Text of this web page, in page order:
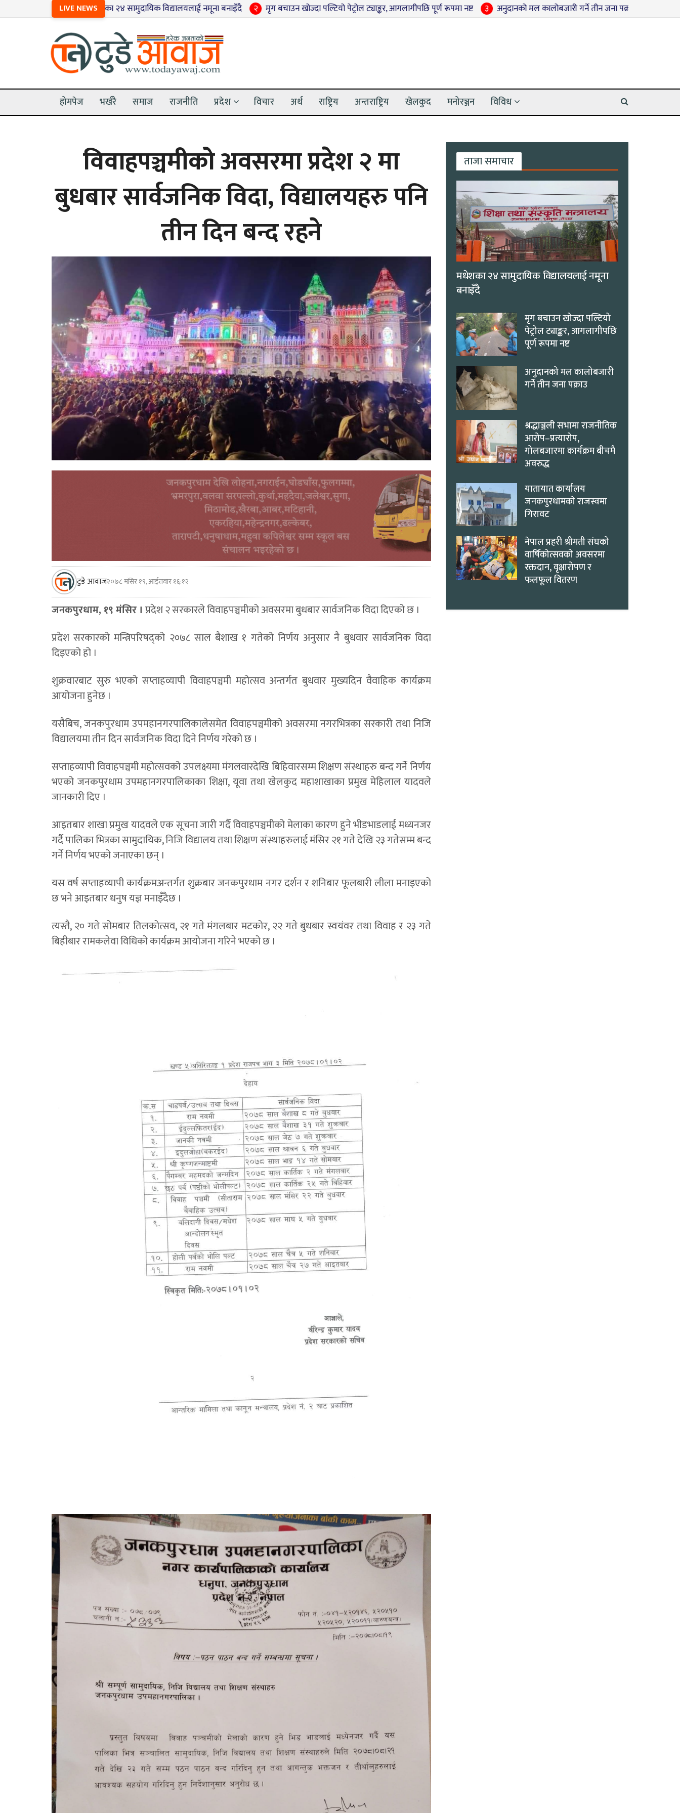
LIVE NEWS
मधेशका २४ सामुदायिक विद्यालयलाई नमूना बनाइँदै २ मृग बचाउन खोज्दा पल्टियो पेट्रोल ट्याङ्कर, आगलागीपछि पूर्ण रूपमा नष्ट ३ अनुदानको मल कालोबजारी गर्ने तीन जना पक्राउ ४ श्रद्धाञ्जली सभामा
होमपेज भर्खरै समाज राजनीति प्रदेश विचार अर्थ राष्ट्रिय अन्तराष्ट्रिय खेलकुद मनोरञ्जन विविध
विवाहपञ्चमीको अवसरमा प्रदेश २ मा
बुधबार सार्वजनिक विदा, विद्यालयहरु पनि
तीन दिन बन्द रहने
टुडे आवाज२०७८ मंसिर १९, आईतवार १६:१२
जनकपुरधाम, १९ मंसिर । प्रदेश २ सरकारले विवाहपञ्चमीको अवसरमा बुधबार सार्वजनिक विदा दिएको छ ।
प्रदेश सरकारको मन्त्रिपरिषद्को २०७८ साल बैशाख १ गतेको निर्णय अनुसार नै बुधवार सार्वजनिक विदा
दिइएको हो ।
शुक्रवारबाट सुरु भएको सप्ताहव्यापी विवाहपञ्चमी महोत्सव अन्तर्गत बुधवार मुख्यदिन वैवाहिक कार्यक्रम
आयोजना हुनेछ ।
यसैबिच, जनकपुरधाम उपमहानगरपालिकालेसमेत विवाहपञ्चमीको अवसरमा नगरभित्रका सरकारी तथा निजि
विद्यालयमा तीन दिन सार्वजनिक विदा दिने निर्णय गरेको छ ।
सप्ताहव्यापी विवाहपञ्चमी महोत्सवको उपलक्ष्यमा मंगलवारदेखि बिहिवारसम्म शिक्षण संस्थाहरु बन्द गर्ने निर्णय
भएको जनकपुरधाम उपमहानगरपालिकाका शिक्षा, यूवा तथा खेलकुद महाशाखाका प्रमुख मेहिलाल यादवले
जानकारी दिए ।
आइतबार शाखा प्रमुख यादवले एक सूचना जारी गर्दै विवाहपञ्चमीको मेलाका कारण हुने भीडभाडलाई मध्यनजर
गर्दै पालिका भित्रका सामुदायिक, निजि विद्यालय तथा शिक्षण संस्थाहरुलाई मंसिर २१ गते देखि २३ गतेसम्म बन्द
गर्ने निर्णय भएको जनाएका छन् ।
यस वर्ष सप्ताहव्यापी कार्यक्रमअन्तर्गत शुक्रबार जनकपुरधाम नगर दर्शन र शनिबार फूलबारी लीला मनाइएको
छ भने आइतबार धनुष यज्ञ मनाइँदैछ ।
त्यस्तै, २० गते सोमबार तिलकोत्सव, २१ गते मंगलबार मटकोर, २२ गते बुधबार स्वयंवर तथा विवाह र २३ गते
बिहीबार रामकलेवा विधिको कार्यक्रम आयोजना गरिने भएको छ ।
ताजा समाचार
मधेशका २४ सामुदायिक विद्यालयलाई नमूना
बनाइँदै
मृग बचाउन खोज्दा पल्टियो
पेट्रोल ट्याङ्कर, आगलागीपछि
पूर्ण रूपमा नष्ट
अनुदानको मल कालोबजारी
गर्ने तीन जना पक्राउ
श्रद्धाञ्जली सभामा राजनीतिक
आरोप–प्रत्यारोप,
गोलबजारमा कार्यक्रम बीचमै
अवरुद्ध
यातायात कार्यालय
जनकपुरधामको राजस्वमा
गिरावट
नेपाल प्रहरी श्रीमती संघको
वार्षिकोत्सवको अवसरमा
रक्तदान, वृक्षारोपण र
फलफूल वितरण